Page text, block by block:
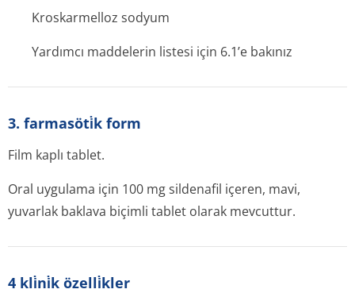
Kroskarmelloz sodyum
Yardımcı maddelerin listesi için 6.1’e bakınız
3. farmasöti̇k form
Film kaplı tablet.
Oral uygulama için 100 mg sildenafil içeren, mavi,
yuvarlak baklava biçimli tablet olarak mevcuttur.
4 kli̇ni̇k özelli̇kler